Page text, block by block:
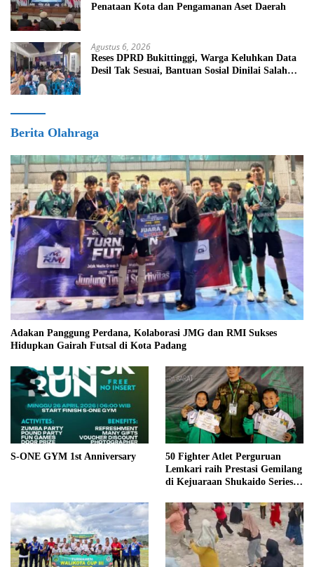
Penataan Kota dan Pengamanan Aset Daerah
Agustus 6, 2026
Reses DPRD Bukittinggi, Warga Keluhkan Data
Desil Tak Sesuai, Bantuan Sosial Dinilai Salah
Berita Olahraga
Adakan Panggung Perdana, Kolaborasi JMG dan RMI Sukses
Hidupkan Gairah Futsal di Kota Padang
S-ONE GYM 1st Anniversary
50 Fighter Atlet Perguruan
Lemkari raih Prestasi Gemilang
di Kejuaraan Shukaido Series 1